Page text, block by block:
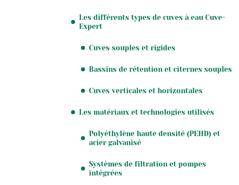
Les différents types de cuves à eau Cuve-
Expert
Cuves souples et rigides
Bassins de rétention et citernes souples
Cuves verticales et horizontales
Les matériaux et technologies utilisés
Polyéthylène haute densité (PEHD) et
acier galvanisé
Systèmes de filtration et pompes
intégrées